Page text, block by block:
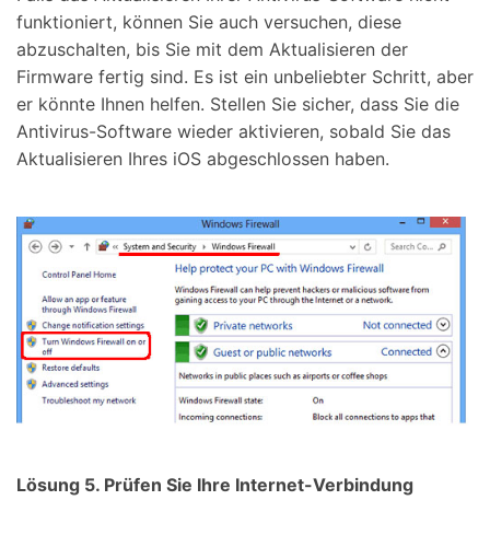
funktioniert, können Sie auch versuchen, diese
abzuschalten, bis Sie mit dem Aktualisieren der
Firmware fertig sind. Es ist ein unbeliebter Schritt, aber
er könnte Ihnen helfen. Stellen Sie sicher, dass Sie die
Antivirus-Software wieder aktivieren, sobald Sie das
Aktualisieren Ihres iOS abgeschlossen haben.
Lösung 5. Prüfen Sie Ihre Internet-Verbindung